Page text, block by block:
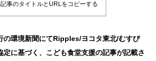
事のタイトルとURLをコピーする
の環境新聞にてRipples/ヨコタ東北/むすび
定に基づく、こども食堂支援の記事が記載さ